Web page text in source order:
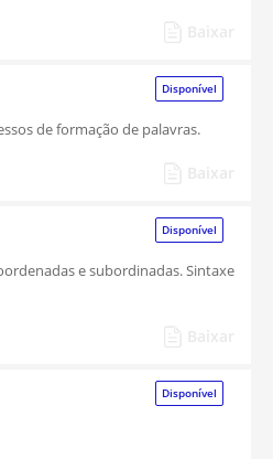
Disponível
de formação de palavras.
Disponível
e subordinadas. Sintaxe
Disponível